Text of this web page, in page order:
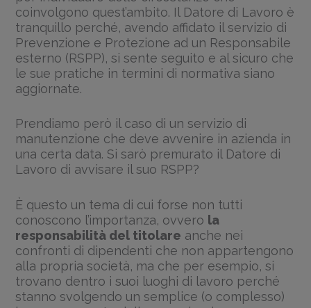
coinvolgono quest’ambito. Il Datore di Lavoro è
tranquillo perché, avendo affidato il servizio di
Prevenzione e Protezione ad un Responsabile
esterno (RSPP), si sente seguito e al sicuro che
le sue pratiche in termini di normativa siano
aggiornate.
Prendiamo però il caso di un servizio di
manutenzione che deve avvenire in azienda in
una certa data. Si sarò premurato il Datore di
Lavoro di avvisare il suo RSPP?
È questo un tema di cui forse non tutti
conoscono l’importanza, ovvero la
responsabilità del titolare anche nei
confronti di dipendenti che non appartengono
alla propria società, ma che per esempio, si
trovano dentro i suoi luoghi di lavoro perché
stanno svolgendo un semplice (o complesso)